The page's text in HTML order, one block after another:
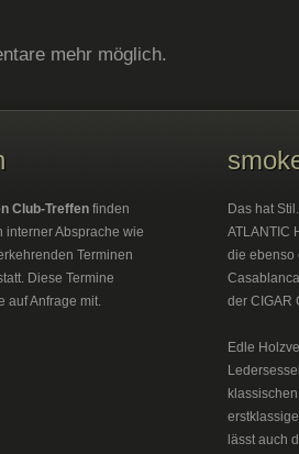
mehr möglich.
Club-Treffen finden
interner Absprache wie
Terminen
Diese Termine
auf Anfrage mit.
Das hat
ATLANTIC
die ebenso
der CIGAR
Edle
lässt auch